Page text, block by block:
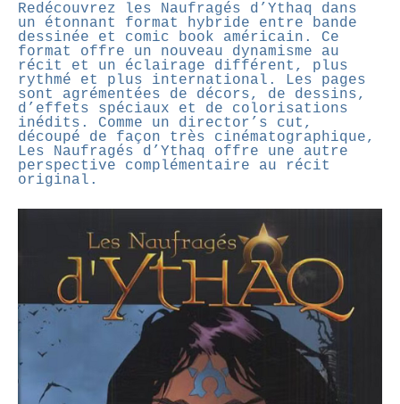
Redécouvrez les Naufragés d’Ythaq dans
un étonnant format hybride entre bande
dessinée et comic book américain. Ce
format offre un nouveau dynamisme au
récit et un éclairage différent, plus
rythmé et plus international. Les pages
sont agrémentées de décors, de dessins,
d’effets spéciaux et de colorisations
inédits. Comme un director’s cut,
découpé de façon très cinématographique,
Les Naufragés d’Ythaq offre une autre
perspective complémentaire au récit
original.